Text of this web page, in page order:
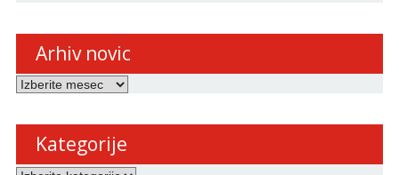
Arhiv novic
Arhiv
Kategorije